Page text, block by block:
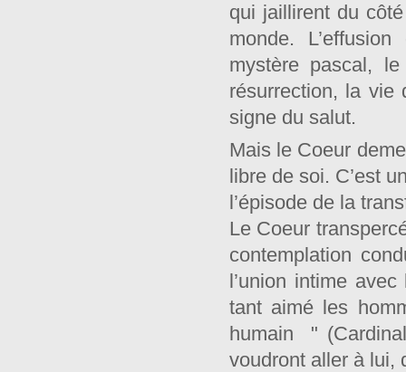
qui jaillirent du
monde.
mystère pascal,
résurrection, la vie
signe du salut.
Mais le Coeur
libre de soi. C’est
l’épisode de la
Le Coeur
contemplation
l’union intime
tant aimé les
humain "
voudront aller à lui,